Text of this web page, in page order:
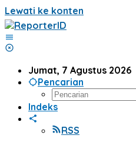
Lewati ke konten
Jumat, 7 Agustus 2026
Pencarian
Indeks
RSS